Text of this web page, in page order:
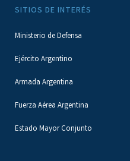
SITIOS DE INTERÉS
Ministerio de Defensa
Ejército Argentino
Armada Argentina
Fuerza Aérea Argentina
Estado Mayor Conjunto